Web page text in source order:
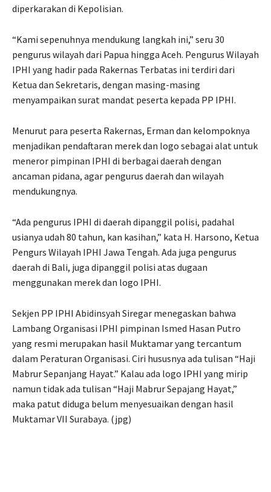
diperkarakan di Kepolisian.
“Kami sepenuhnya mendukung langkah ini,” seru 30
pengurus wilayah dari Papua hingga Aceh. Pengurus Wilayah
IPHI yang hadir pada Rakernas Terbatas ini terdiri dari
Ketua dan Sekretaris, dengan masing-masing
menyampaikan surat mandat peserta kepada PP IPHI.
Menurut para peserta Rakernas, Erman dan kelompoknya
menjadikan pendaftaran merek dan logo sebagai alat untuk
meneror pimpinan IPHI di berbagai daerah dengan
ancaman pidana, agar pengurus daerah dan wilayah
mendukungnya.
“Ada pengurus IPHI di daerah dipanggil polisi, padahal
usianya udah 80 tahun, kan kasihan,” kata H. Harsono, Ketua
Pengurs Wilayah IPHI Jawa Tengah. Ada juga pengurus
daerah di Bali, juga dipanggil polisi atas dugaan
menggunakan merek dan logo IPHI.
Sekjen PP IPHI Abidinsyah Siregar menegaskan bahwa
Lambang Organisasi IPHI pimpinan Ismed Hasan Putro
yang resmi merupakan hasil Muktamar yang tercantum
dalam Peraturan Organisasi. Ciri hususnya ada tulisan “Haji
Mabrur Sepanjang Hayat.” Kalau ada logo IPHI yang mirip
namun tidak ada tulisan “Haji Mabrur Sepajang Hayat,”
maka patut diduga belum menyesuaikan dengan hasil
Muktamar VII Surabaya. (jpg)